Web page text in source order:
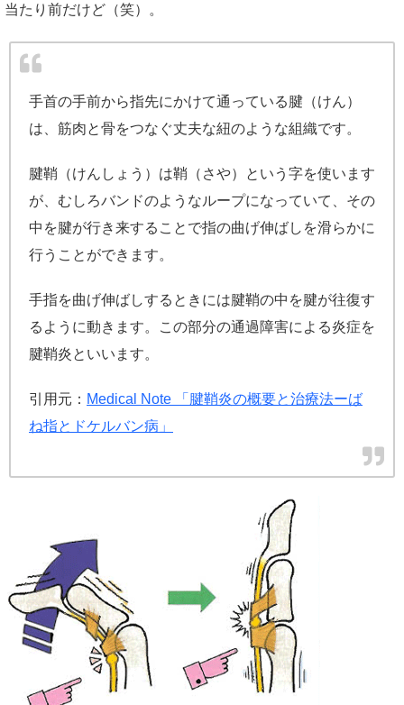
当たり前だけど（笑）。
手首の手前から指先にかけて通っている腱（けん）
は、筋肉と骨をつなぐ丈夫な紐のような組織です。
腱鞘（けんしょう）は鞘（さや）という字を使います
が、むしろバンドのようなループになっていて、その
中を腱が行き来することで指の曲げ伸ばしを滑らかに
行うことができます。
手指を曲げ伸ばしするときには腱鞘の中を腱が往復す
るように動きます。この部分の通過障害による炎症を
腱鞘炎といいます。
引用元： Medical Note 「腱鞘炎の概要と治療法ーば
ね指とドケルバン病」